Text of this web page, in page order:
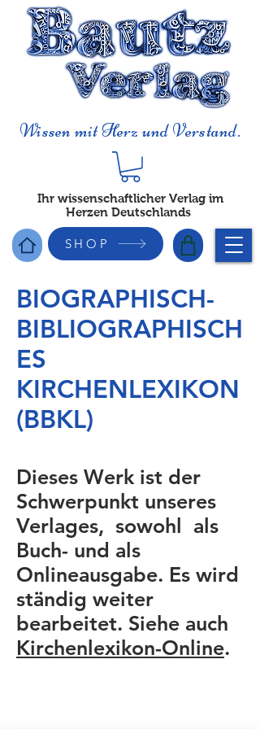
Wissen mit Herz und Verstand.
Ihr wissenschaftlicher Verlag im
Herzen Deutschlands
SHOP
BIOGRAPHISCH-
BIBLIOGRAPHISCH
ES
KIRCHENLEXIKON
(BBKL)
Dieses Werk ist der
Schwerpunkt unseres
Verlages, sowohl als
Buch- und als
Onlineausgabe. Es wird
ständig weiter
bearbeitet. Siehe auch
Kirchenlexikon-Online.